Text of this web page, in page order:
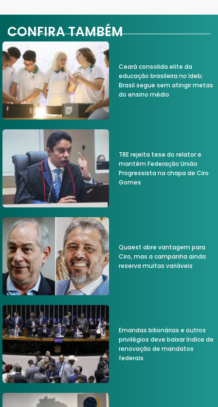
CONFIRA TAMBÉM
Ceará consolida elite da
educação brasileira no Ideb;
Brasil segue sem atingir metas
do ensino médio
TRE rejeita tese do relator e
mantém Federação União
Progressista na chapa de Ciro
Gomes
Quaest abre vantagem para
Ciro, mas a campanha ainda
reserva muitas variáveis
Emandas bilionárias e outros
privilégios deve baixar índice de
renovação de mandatos
federais